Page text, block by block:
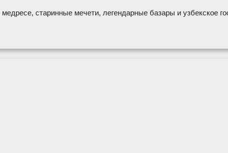
старинные мечети, легендарные базары и узбекское